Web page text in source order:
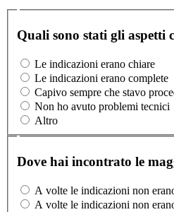
Quali sono stati gli aspetti
Le indicazioni erano chiare
Le indicazioni erano complete
Capivo sempre che stavo
Non ho avuto problemi tecnici
Altro
Dove hai incontrato le
A volte le indicazioni non
A volte le indicazioni non